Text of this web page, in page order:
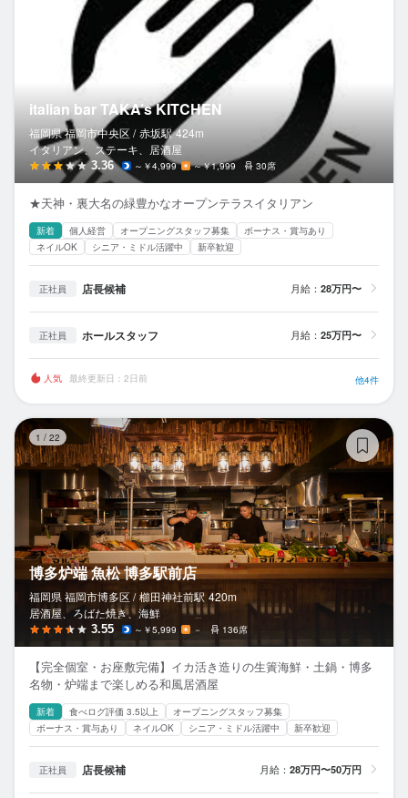
italian bar TAKA’s KITCHEN
福岡県 福岡市中央区 / 赤坂駅 424m
イタリアン、ステーキ、居酒屋
3.36 ～￥4,999 ～￥1,999 30席
★天神・裏大名の緑豊かなオープンテラスイタリアン
新着 個人経営 オープニングスタッフ募集
ボーナス・賞与あり
ネイルOK
シニア・ミドル活躍中 新卒歓迎
正社員 店長候補 月給： 28万円〜
正社員 ホールスタッフ 月給： 25万円〜
人気 最終更新日：2日前 他4件
1 / 22
博多炉端 魚松 博多駅前店
福岡県 福岡市博多区 / 櫛田神社前駅 420m
居酒屋、ろばた焼き、海鮮
3.55 ～￥5,999 － 136席
【完全個室・お座敷完備】イカ活き造りの生簀海鮮・土鍋・博多
名物・炉端まで楽しめる和風居酒屋
新着 食べログ評価 3.5以上
オープニングスタッフ募集
ボーナス・賞与あり
ネイルOK シニア・ミドル活躍中 新卒歓迎
正社員 店長候補 月給： 28万円〜50万円